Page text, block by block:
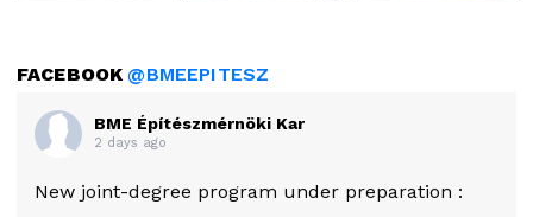
FACEBOOK@BMEEPITESZ
BME Építészmérnöki Kar
2 days ago
New joint-degree program under preparation :